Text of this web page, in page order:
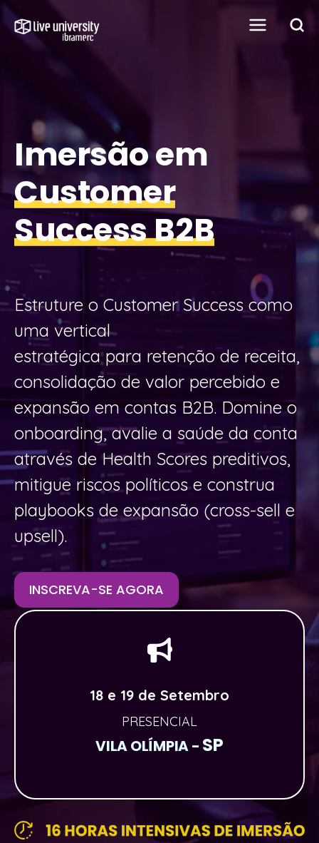
Imersão em
Customer
Success B2B
Estruture o Customer Success como
uma vertical
estratégica para retenção de receita,
consolidação de valor percebido e
expansão em contas B2B. Domine o
onboarding, avalie a saúde da conta
através de Health Scores preditivos,
mitigue riscos políticos e construa
playbooks de expansão (cross-sell e
upsell).
INSCREVA-SE AGORA
18 e 19 de Setembro
PRESENCIAL
VILA OLÍMPIA - SP